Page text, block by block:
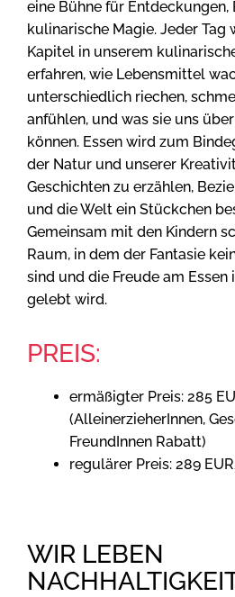
eine Bühne für
kulinarische Magie. Jeder Tag
Kapitel in unserem
erfahren, wie Lebensmittel
unterschiedlich riechen,
anfühlen, und was sie uns
können. Essen wird zum
der Natur und unserer
Geschichten zu erzählen,
und die Welt ein Stückchen
Gemeinsam mit den Kindern
Raum, in dem der Fantasie
sind und die Freude am Essen
gelebt wird.
PREIS:
ermäßigter Preis: 285
(AlleinerzieherInnen,
FreundInnen Rabatt)
regulärer Preis: 289
WIR LEBEN